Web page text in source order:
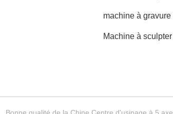
machine à
Machine à